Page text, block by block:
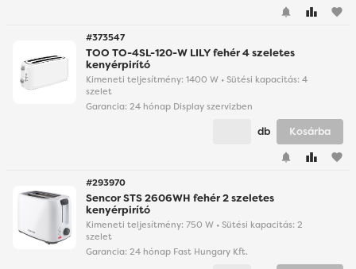
favorite
#373547
TOO TO-4SL-120-W LILY fehér 4 szeletes
kenyérpirító
Kimeneti teljesítmény: 1400 W • Sütési kapacitás: 4
szelet
Garancia: 24 hónap Display szervizben
favorite
db Kosárba
#293970
Sencor STS 2606WH fehér 2 szeletes
kenyérpirító
Kimeneti teljesítmény: 750 W • Sütési kapacitás: 2
szelet
Garancia: 24 hónap Fast Hungary Kft.